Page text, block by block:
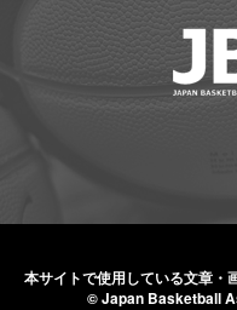
本サイトで使用している文章・
© Japan Basketball